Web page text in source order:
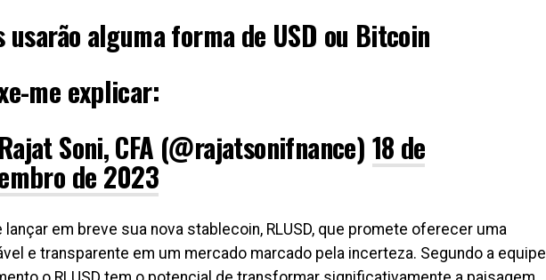
usarão alguma forma de USD ou Bitcoin
me explicar:
Soni, CFA (@rajatsonifnance) 18 de
de 2023
lançar em breve sua nova stablecoin, RLUSD, que promete oferecer uma
e transparente em um mercado marcado pela incerteza. Segundo a equipe